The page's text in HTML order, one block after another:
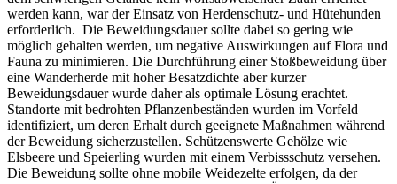
werden kann, war der Einsatz von Herdenschutz- und Hütehunden
erforderlich. Die Beweidungsdauer sollte dabei so gering wie
möglich gehalten werden, um negative Auswirkungen auf Flora und
Fauna zu minimieren. Die Durchführung einer Stoßbeweidung über
eine Wanderherde mit hoher Besatzdichte aber kurzer
Beweidungsdauer wurde daher als optimale Lösung erachtet.
Standorte mit bedrohten Pflanzenbeständen wurden im Vorfeld
identifiziert, um deren Erhalt durch geeignete Maßnahmen während
der Beweidung sicherzustellen. Schützenswerte Gehölze wie
Elsbeere und Speierling wurden mit einem Verbissschutz versehen.
Die Beweidung sollte ohne mobile Weidezelte erfolgen, da der